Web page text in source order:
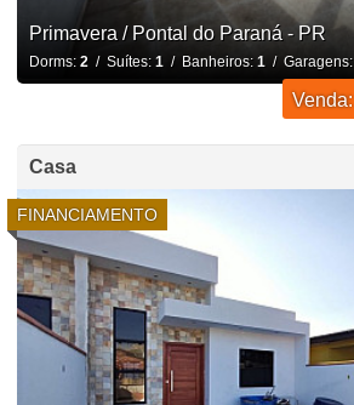
Primavera / Pontal do Paraná - PR
Dorms: 2 / Suítes: 1 / Banheiros: 1 / Garagens:
Venda:
Casa
FINANCIAMENTO